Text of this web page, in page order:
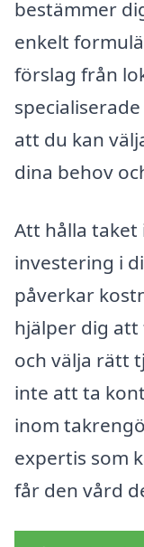
bestämmer
enkelt
förslag från
att du kan
dina behov
Att hålla taket
investering i
påverkar
hjälper dig
och välja rätt
inte att ta
inom
expertis som
får den vård